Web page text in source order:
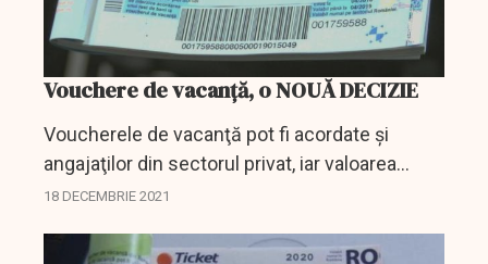
Vouchere de vacanță, o NOUĂ DECIZIE
Voucherele de vacanţă pot fi acordate şi
angajaţilor din sectorul privat, iar valoarea
maxima poate ajunge la 13.800 de lei,
garantate pe ţară.
18 DECEMBRIE 2021